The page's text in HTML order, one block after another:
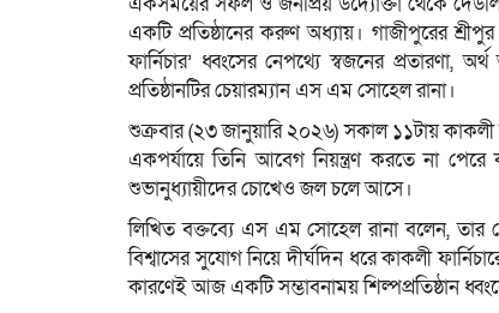
একটি প্রতিষ্ঠানের করুণ অধ্যায়। গাজীপুরের
ফার্নিচার’ ধ্বংসের নেপথ্যে স্বজনের
প্রতিষ্ঠানটির চেয়ারম্যান এস এম সোহেল রানা।
শুক্রবার (২৩ জানুয়ারি ২০২৬) সকাল ১১টায় কাকলী
একপর্যায়ে তিনি আবেগ নিয়ন্ত্রণ করতে না
শুভানুধ্যায়ীদের চোখেও জল চলে আসে।
লিখিত বক্তব্যে এস এম সোহেল রানা বলেন,
বিশ্বাসের সুযোগ নিয়ে দীর্ঘদিন ধরে কাকলী
কারণেই আজ একটি সম্ভাবনাময় শিল্পপ্রতিষ্ঠান